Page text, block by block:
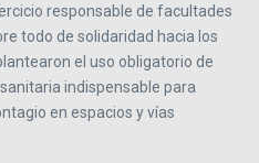
responsable de facultades
todo de solidaridad hacia los
el uso obligatorio de
indispensable para
en espacios y vías